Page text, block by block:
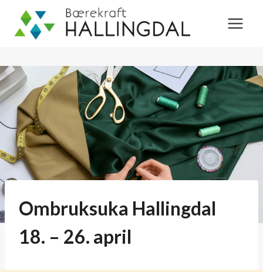
content
Ombruksuka Hallingdal
18. – 26. april